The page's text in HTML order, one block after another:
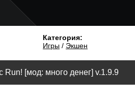
Категория:
Игры / Экшен
Run! [мод: много денег] v.1.9.9